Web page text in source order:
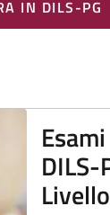
IN DILS-PG
Esami
DILS-
Livello